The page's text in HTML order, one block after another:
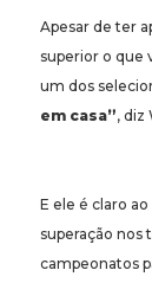
Apesar de ter
superior o que
um dos
em casa”, diz
E ele é claro
superação nos
campeonatos